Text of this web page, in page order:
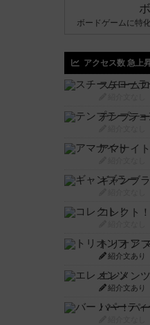
ボードゲームに特
アクセス数 急上
スチーム
テンプテ
アマナイト
ギャンブ
コレクト！
トリオン
紹介文あり
エレメンツ
紹介文あり
バー！パ